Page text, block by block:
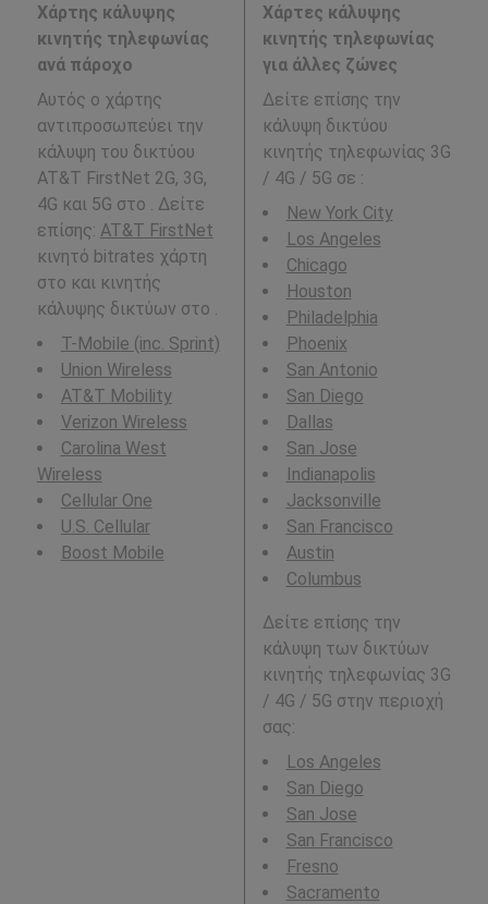
Χάρτης κάλυψης
κινητής τηλεφωνίας
ανά πάροχο
Αυτός ο χάρτης
αντιπροσωπεύει την
κάλυψη του δικτύου
AT&T FirstNet 2G, 3G,
4G και 5G στο . Δείτε
επίσης: AT&T FirstNet
κινητό bitrates χάρτη
στο και κινητής
κάλυψης δικτύων στο .
T-Mobile (inc. Sprint)
Union Wireless
AT&T Mobility
Verizon Wireless
Carolina West
Wireless
Cellular One
U.S. Cellular
Boost Mobile
Χάρτες κάλυψης
κινητής τηλεφωνίας
για άλλες ζώνες
Δείτε επίσης την
κάλυψη δικτύου
κινητής τηλεφωνίας 3G
/ 4G / 5G σε :
New York City
Los Angeles
Chicago
Houston
Philadelphia
Phoenix
San Antonio
San Diego
Dallas
San Jose
Indianapolis
Jacksonville
San Francisco
Austin
Columbus
Δείτε επίσης την
κάλυψη των δικτύων
κινητής τηλεφωνίας 3G
/ 4G / 5G στην περιοχή
σας:
Los Angeles
San Diego
San Jose
San Francisco
Fresno
Sacramento